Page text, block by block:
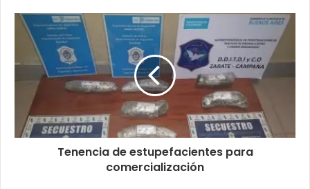
Tenencia de estupefacientes para
comercialización